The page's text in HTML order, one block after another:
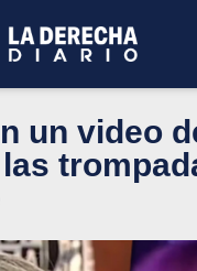
un video